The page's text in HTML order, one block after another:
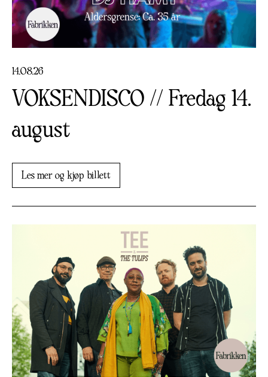
14.08.26
VOKSENDISCO // Fredag 14.
august
Les mer og kjøp billett